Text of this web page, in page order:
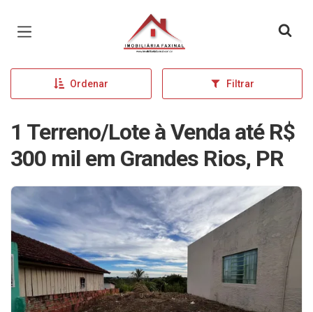
Página inicial
Ordenar Filtrar
1 Terreno/Lote à Venda até R$
300 mil em Grandes Rios, PR